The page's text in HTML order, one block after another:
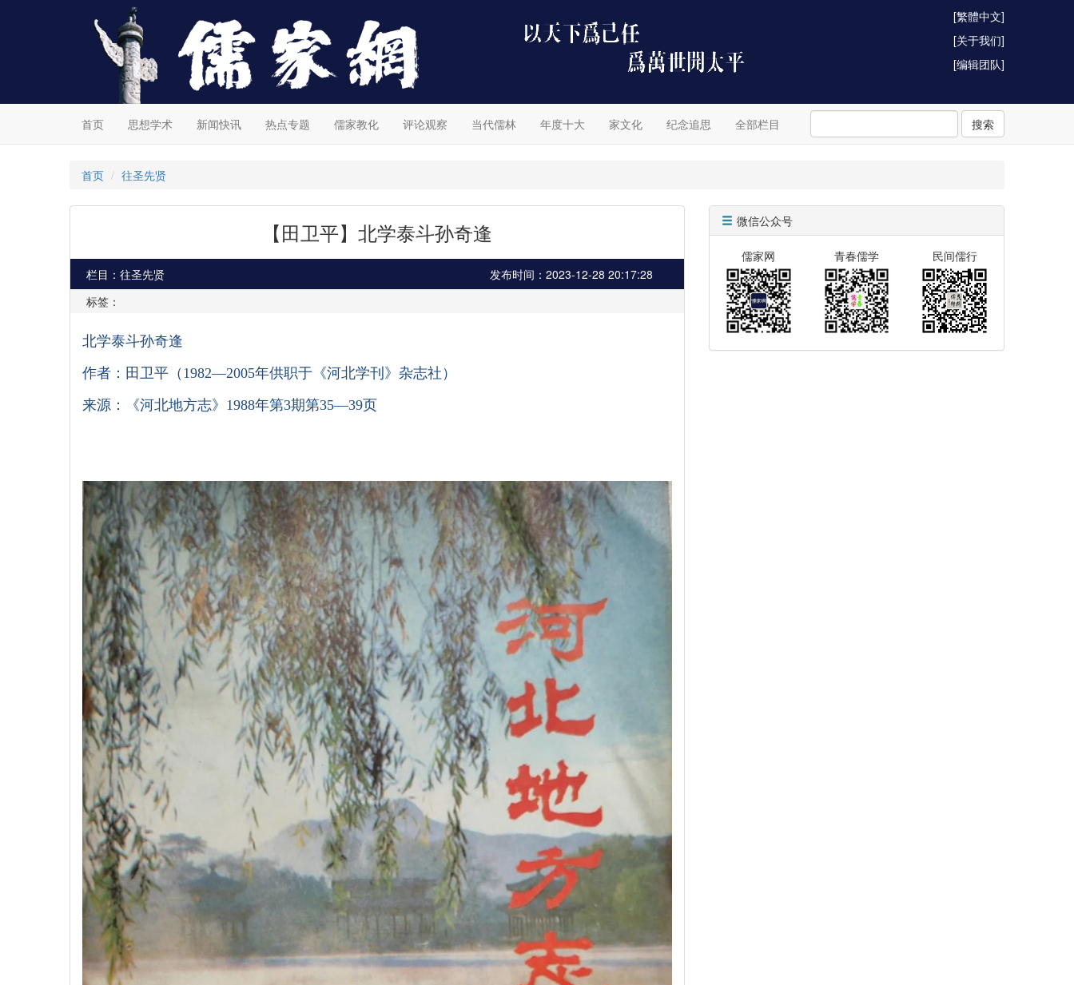
[繁體中文]
[关于我们]
[编辑团队]
首页 思想学术 新闻快讯 热点专题 儒家教化 评论观察 当代儒林 年度十大 家文化 纪念追思 全部栏目 搜索
首页 往圣先贤
【田卫平】北学泰斗孙奇逢
栏目：往圣先贤
发布时间：2023-12-28 20:17:28
标签：
北学泰斗孙奇逢
作者：田卫平（1982—2005年供职于《河北学刊》杂志社）
来源：《河北地方志》1988年第3期第35—39页
微信公众号
儒家网 青春儒学 民间儒行